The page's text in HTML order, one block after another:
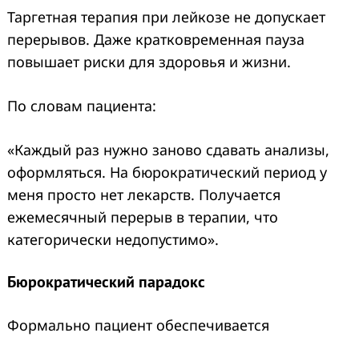
Таргетная терапия при лейкозе не допускает
перерывов. Даже кратковременная пауза
повышает риски для здоровья и жизни.
По словам пациента:
«Каждый раз нужно заново сдавать анализы,
оформляться. На бюрократический период у
меня просто нет лекарств. Получается
ежемесячный перерыв в терапии, что
категорически недопустимо».
Бюрократический парадокс
Формально пациент обеспечивается